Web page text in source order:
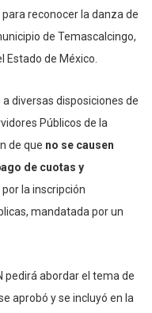
para reconocer la danza de
de Temascalcingo,
Estado de México.
diversas disposiciones de
Públicos de la
de que no se causen
de cuotas y
la inscripción
mandatada por un
pedirá abordar el tema de
aprobó y se incluyó en la